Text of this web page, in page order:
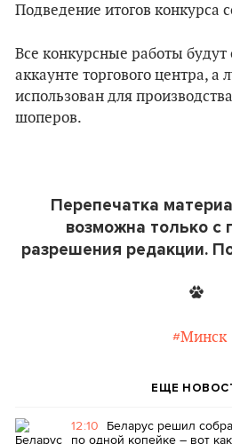
Подведение итогов конкурса
Все конкурсные работы
аккаунте торгового центра, а
использован для
шоперов.
Перепечатка
возможна только с
разрешения редакции.
#Минск
ЕЩЕ
12:10 Беларус решил
по одной копейке – вот